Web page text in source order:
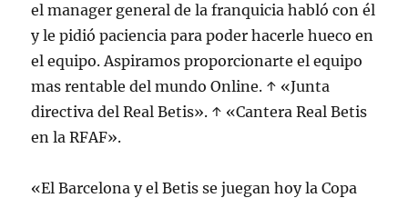
el manager general de la franquicia habló con él
y le pidió paciencia para poder hacerle hueco en
el equipo. Aspiramos proporcionarte el equipo
mas rentable del mundo Online. ↑ «Junta
directiva del Real Betis». ↑ «Cantera Real Betis
en la RFAF».
«El Barcelona y el Betis se juegan hoy la Copa